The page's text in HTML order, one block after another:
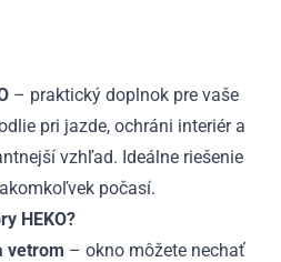
– praktický doplnok pre vaše
pri jazde, ochráni interiér a
vzhľad. Ideálne riešenie
počasí.
HEKO?
vetrom – okno môžete nechať